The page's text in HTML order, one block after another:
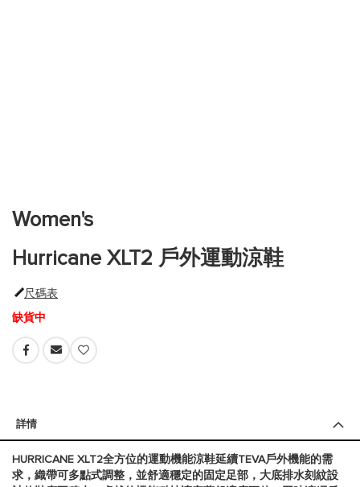
庫
開
Women's
Hurricane XLT2 戶外運動涼鞋
尺碼表
缺貨中
詳情
HURRICANE XLT2全方位的運動機能涼鞋延續TEVA戶外機能的需
求，織帶可多點式調整，並舒適穩定的固定足部，大底排水刻紋設